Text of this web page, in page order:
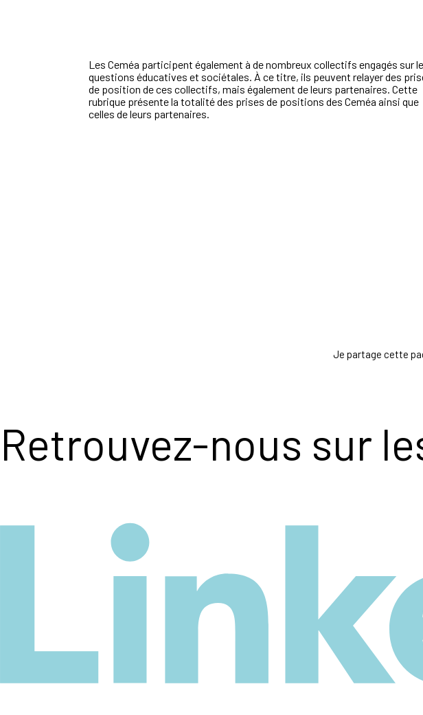
Les Ceméa participent également à de nombreux collectifs engagés sur
questions éducatives et sociétales. À ce titre, ils peuvent relayer des
de position de ces collectifs, mais également de leurs partenaires. Cette
rubrique présente la totalité des prises de positions des Ceméa ainsi que
celles de leurs partenaires.
Je partage cette
Retrouvez-nous sur